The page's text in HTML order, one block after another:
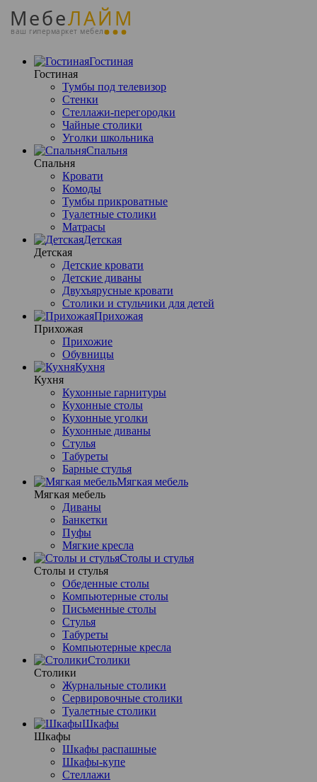
МебеЛАЙМ
ваш гипермаркет мебели
Гостиная
Гостиная
Тумбы под телевизор
Стенки
Стеллажи-перегородки
Чайные столики
Уголки школьника
Спальня
Спальня
Кровати
Комоды
Тумбы прикроватные
Туалетные столики
Матрасы
Детская
Детская
Детские кровати
Детские диваны
Двухъярусные кровати
Столики и стульчики для детей
Прихожая
Прихожая
Прихожие
Обувницы
Кухня
Кухня
Кухонные гарнитуры
Кухонные столы
Кухонные уголки
Кухонные диваны
Стулья
Табуреты
Барные стулья
Мягкая мебель
Мягкая мебель
Диваны
Банкетки
Пуфы
Мягкие кресла
Столы и стулья
Столы и стулья
Обеденные столы
Компьютерные столы
Письменные столы
Стулья
Табуреты
Компьютерные кресла
Столики
Столики
Журнальные столики
Сервировочные столики
Туалетные столики
Шкафы
Шкафы
Шкафы распашные
Шкафы-купе
Стеллажи